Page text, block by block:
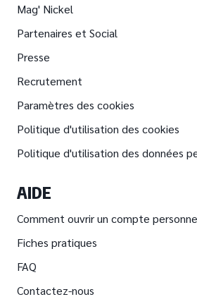
Mag' Nickel
Partenaires et Social
Presse
Recrutement
Paramètres des cookies
Politique d'utilisation des cookies
Politique d'utilisation des données
AIDE
Comment ouvrir un compte
Fiches pratiques
FAQ
Contactez-nous